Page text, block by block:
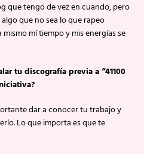
que tengo de vez en cuando, pero
que no sea lo que rapeo
mí tiempo y mis energías se
tu discografía previa a “41100
dar a conocer tu trabajo y
Lo que importa es que te